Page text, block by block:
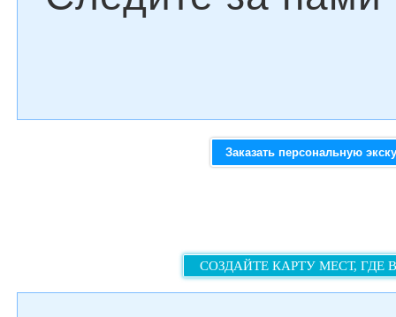
Заказать персональную
СОЗДАЙТЕ КАРТУ МЕСТ, ГДЕ